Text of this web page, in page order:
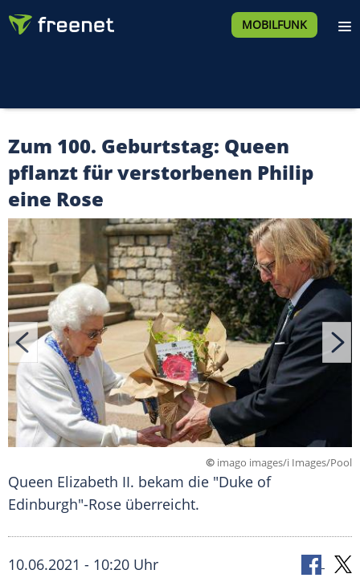
MOBILFUNK
Zum 100. Geburtstag: Queen
pflanzt für verstorbenen Philip
eine Rose
© imago images/i Images/Pool
Queen Elizabeth II. bekam die "Duke of
Edinburgh"-Rose überreicht.
10.06.2021 - 10:20 Uhr